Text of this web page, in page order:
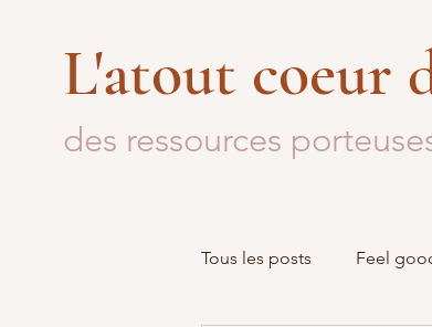
L'atout coeur
des ressources
Tous les posts Feel